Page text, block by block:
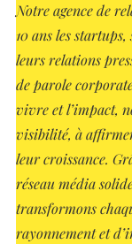
Notre agence de
10 ans les
leurs relations
de parole
vivre et l’impact,
visibilité, à
leur croissance.
réseau média
transformons
rayonnement et